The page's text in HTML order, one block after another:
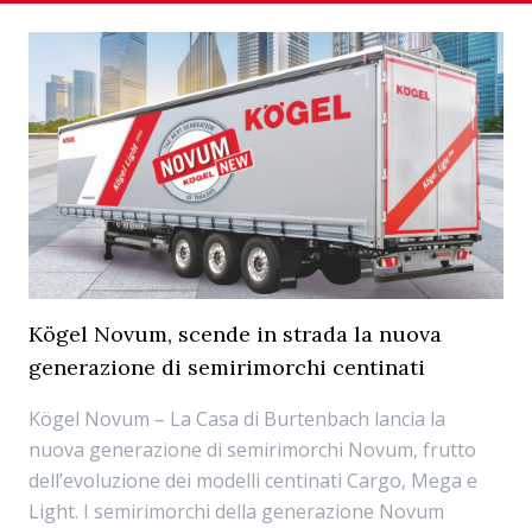
Kögel Novum, scende in strada la nuova
generazione di semirimorchi centinati
Kögel Novum – La Casa di Burtenbach lancia la
nuova generazione di semirimorchi Novum, frutto
dell’evoluzione dei modelli centinati Cargo, Mega e
Light. I semirimorchi della generazione Novum